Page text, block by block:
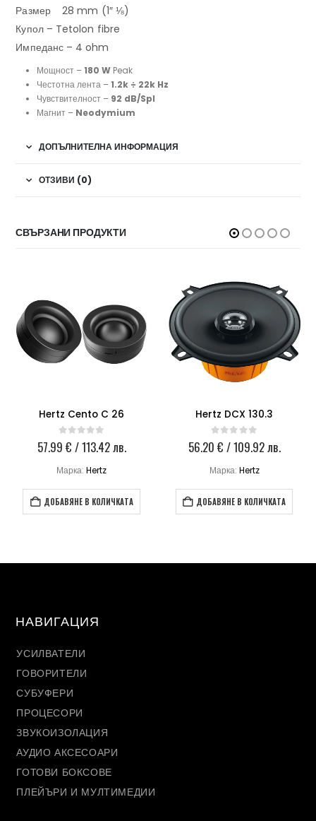
Размер 28 mm (1″ ⅛)
Купол – Tetolon fibre
Импеданс – 4 ohm
Мощност –180 WPeak
Честотна лента –1.2k ÷ 22k Hz
Чувствителност – 92 dB/Spl
Магнит – Neodymium
ДОПЪЛНИТЕЛНА ИНФОРМАЦИЯ
ОТЗИВИ (0)
СВЪРЗАНИ ПРОДУКТИ
Hertz Cento C 26
0 out of 5
57.99 € / 113.42 лв.
Марка:Hertz
ДОБАВЯНЕ В КОЛИЧКАТА
Hertz DCX 130.3
0 out of 5
56.20 € / 109.92 лв.
Марка: Hertz
ДОБАВЯНЕ В КОЛИЧКАТА
НАВИГАЦИЯ
УСИЛВАТЕЛИ
ГОВОРИТЕЛИ
СУБУФЕРИ
ПРОЦЕСОРИ
ЗВУКОИЗОЛАЦИЯ
АУДИО АКСЕСОАРИ
ГОТОВИ БОКСОВЕ
ПЛЕЙЪРИ И МУЛТИМЕДИИ